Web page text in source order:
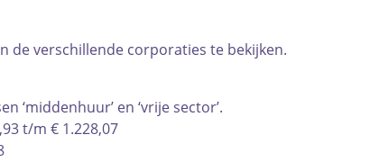
de verschillende corporaties te bekijken.
‘middenhuur’ en ‘vrije sector’.
t/m € 1.228,07